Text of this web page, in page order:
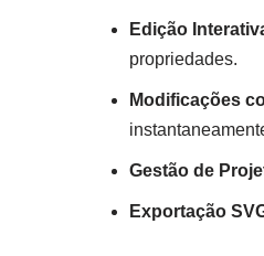
Edição
propriedades.
Modificações
Gestão de
Exportação